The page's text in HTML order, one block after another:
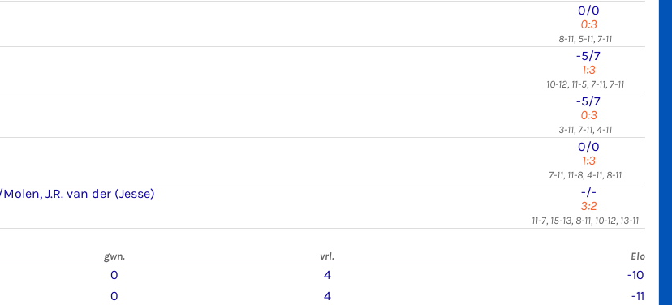
0/0
0:3
8-11, 5-11, 7-11
-5/7
1:3
10-12, 11-5, 7-11, 7-11
-5/7
0:3
3-11, 7-11, 4-11
0/0
1:3
7-11, 11-8, 4-11, 8-11
J.R. van der (Jesse)
-/-
3:2
11-7, 15-13, 8-11, 10-12, 13-11
gwn. vrl. Elo
0 4
-10
0 4 -11